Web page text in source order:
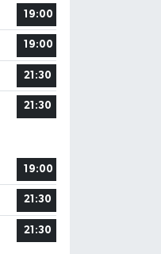
19:00
19:00
21:30
21:30
19:00
21:30
21:30